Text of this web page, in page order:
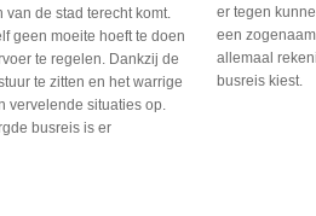
van de stad terecht komt.
geen moeite hoeft te doen
te regelen. Dankzij de
te zitten en het warrige
vervelende situaties op.
busreis is er
er tegen
een
allemaal
busreis kiest.